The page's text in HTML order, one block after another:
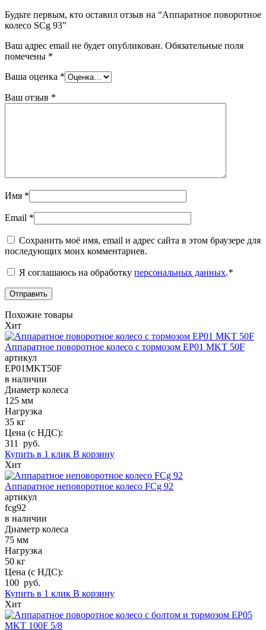
Будьте первым, кто оставил отзыв на “Аппаратное поворотное
колесо SCg 93”
Ваш адрес email не будет опубликован. Обязательные поля
помечены *
Ваша оценка *
Ваш отзыв *
Имя *
Email *
Сохранить моё имя, email и адрес сайта в этом браузере для
последующих моих комментариев.
Я соглашаюсь на обработку персональных данных.*
Похожие товары
Хит
Аппаратное поворотное колесо с тормозом EP01 MKT 50F
артикул
EP01MKT50F
в наличии
Диаметр колеса
125 мм
Нагрузка
35 кг
Цена (с НДС):
311 руб.
Купить в 1 клик В корзину
Хит
Аппаратное неповоротное колесо FCg 92
артикул
fcg92
в наличии
Диаметр колеса
75 мм
Нагрузка
50 кг
Цена (с НДС):
100 руб.
Купить в 1 клик В корзину
Хит